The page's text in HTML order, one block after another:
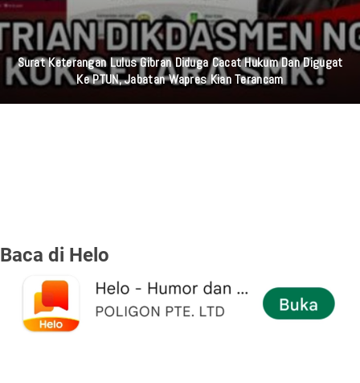
Surat Keterangan Lulus Gibran Diduga Cacat Hukum Dan Digugat
Ke PTUN, Jabatan Wapres Kian Terancam
Baca di Helo